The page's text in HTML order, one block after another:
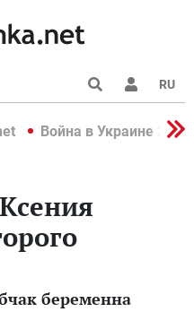
RU
Война в Украине 2022
беременна